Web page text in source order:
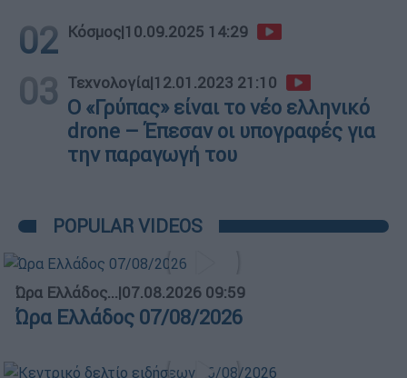
02 Κόσμος|10.09.2025 14:29
03 Τεχνολογία|12.01.2023 21:10
Ο «Γρύπας» είναι το νέο ελληνικό
drone – Έπεσαν οι υπογραφές για
την παραγωγή του
POPULAR VIDEOS
Ώρα Ελλάδος...|07.08.2026 09:59
Ώρα Ελλάδος 07/08/2026